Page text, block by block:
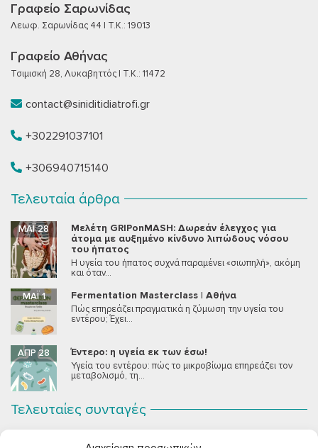
Γραφείο Σαρωνίδας
Λεωφ. Σαρωνίδας 44 | T.K.: 19013
Γραφείο Αθήνας
Τσιμισκή 28, Λυκαβηττός | T.K.: 11472
contact@siniditidiatrofi.gr
+302291037101
+306940715140
Τελευταία άρθρα
Μελέτη GRIPonMASH: Δωρεάν έλεγχος για
άτομα με αυξημένο κίνδυνο λιπώδους νόσου
του ήπατος
ΜΆΙ 28
Η υγεία του ήπατος συχνά παραμένει «σιωπηλή», ακόμη
και όταν...
Fermentation Masterclass | Αθήνα
ΜΆΙ 1
Πώς επηρεάζει πραγματικά η ζύμωση την υγεία του
εντέρου; Έχει...
Έντερο: η υγεία εκ των έσω!
ΑΠΡ 28
Υγεία του εντέρου: πώς το μικροβίωμα επηρεάζει τον
μεταβολισμό, τη...
Τελευταίες συνταγές